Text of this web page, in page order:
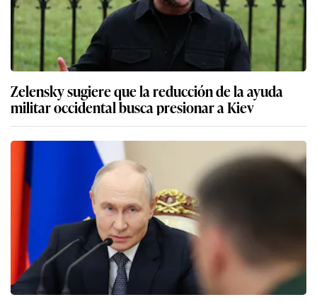
Zelensky sugiere que la reducción de la ayuda
militar occidental busca presionar a Kiev